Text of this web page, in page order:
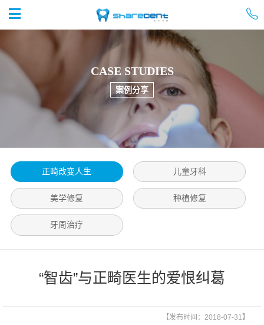
 
CASE STUDIES
案例分享
正畸改变人生 儿童牙科
美学修复 种植修复
牙周治疗
“智齿”与正畸医生的爱恨纠葛
【发布时间：2018-07-31】